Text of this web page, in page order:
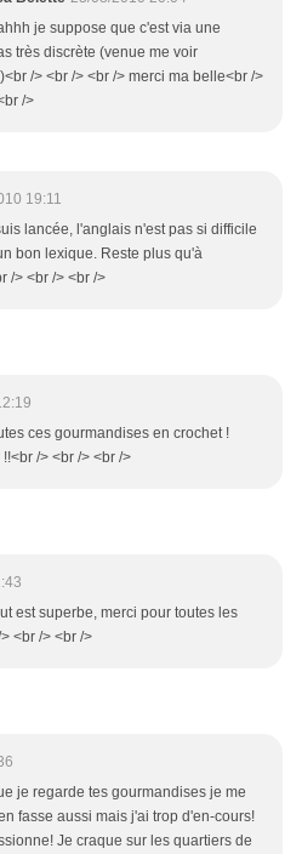
je suppose que c'est via une
très discrète (venue me voir
/> <br /> <br /> merci ma belle<br />
/>
19:11
lancée, l'anglais n'est pas si difficile
bon lexique. Reste plus qu'à
/> <br /> <br />
ces gourmandises en crochet !
/> <br /> <br />
est superbe, merci pour toutes les
<br /> <br />
je regarde tes gourmandises je me
fasse aussi mais j'ai trop d'en-cours!
Je craque sur les quartiers de